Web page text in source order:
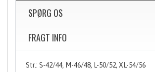
SPØRG OS
FRAGT INFO
Str.: S-42/44, M-46/48, L-50/52, XL-54/56